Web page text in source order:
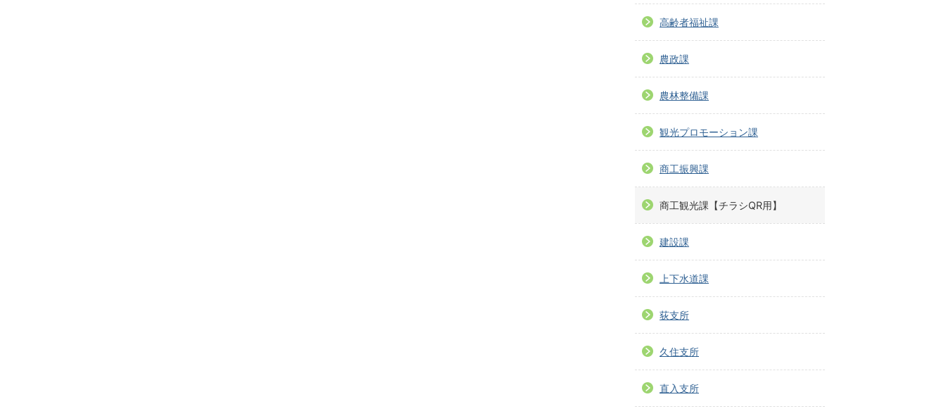
高齢者福祉課
農政課
農林整備課
観光プロモーション課
商工振興課
商工観光課【チラシQR用】
建設課
上下水道課
荻支所
久住支所
直入支所